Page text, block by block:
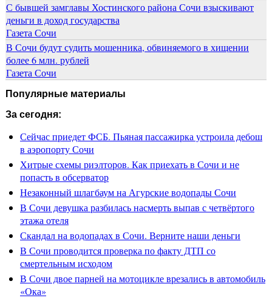
С бывшей замглавы Хостинского района Сочи взыскивают
деньги в доход государства
Газета Сочи
В Сочи будут судить мошенника, обвиняемого в хищении
более 6 млн. рублей
Газета Сочи
Популярные материалы
За сегодня:
Сейчас приедет ФСБ. Пьяная пассажирка устроила дебош
в аэропорту Сочи
Хитрые схемы риэлторов. Как приехать в Сочи и не
попасть в обсерватор
Незаконный шлагбаум на Агурские водопады Сочи
В Сочи девушка разбилась насмерть выпав с четвёртого
этажа отеля
Скандал на водопадах в Сочи. Верните наши деньги
В Сочи проводится проверка по факту ДТП со
смертельным исходом
В Сочи двое парней на мотоцикле врезались в автомобиль
«Ока»